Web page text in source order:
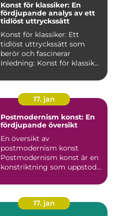
Konst för klassiker: En
fördjupande analys av ett
tidlöst uttryckssätt
Konst för klassiker: Ett
tidlöst uttryckssätt som
berör och fascinerar
Inledning: Konst för klassik...
17. jan
Postmodernism konst: En
fördjupande översikt
En översikt av
postmodernism konst
Postmodernism konst är en
konstriktning som uppstod
17. jan